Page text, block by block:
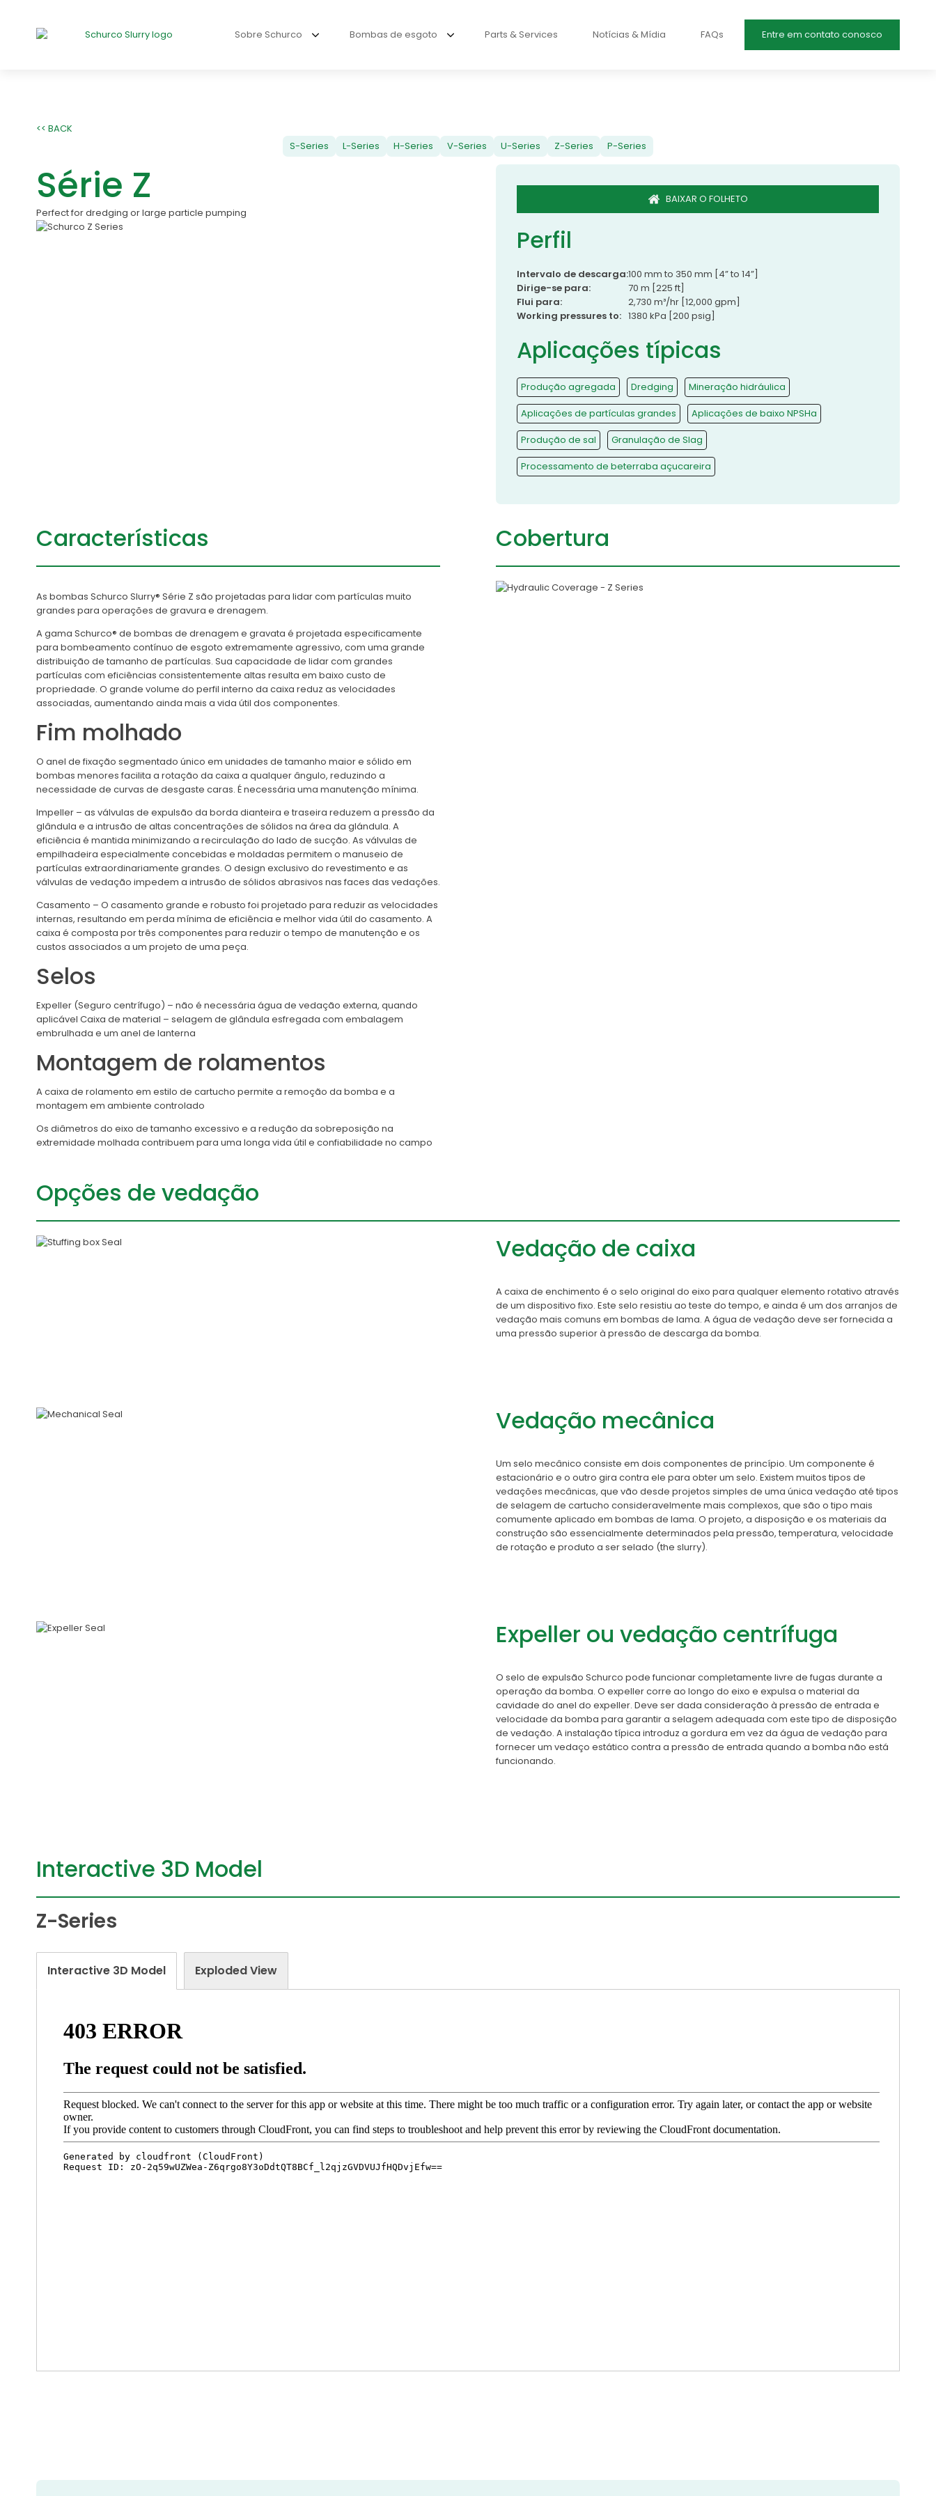
Sobre Schurco Bombas de esgoto Parts & Services Notícias & Mídia FAQs Entre em contato conosco
<< BACK
S-Series
L-Series H-Series V-Series U-Series Z-Series P-Series
Série Z
Perfect for dredging or large particle pumping
BAIXAR O FOLHETO
Perfil
Intervalo de descarga:100 mm to 350 mm [4” to 14”]
Dirige-se para:
70 m [225 ft]
Flui para:
2,730 m³/hr [12,000 gpm]
Working pressures to: 1380 kPa [200 psig]
Aplicações típicas
Produção agregada Dredging
Mineração hidráulica
Aplicações de partículas grandes
Aplicações de baixo NPSHa
Produção de sal
Granulação de Slag
Processamento de beterraba açucareira
Características
As bombas Schurco Slurry® Série Z são projetadas para lidar com partículas muito
grandes para operações de gravura e drenagem.
A gama Schurco® de bombas de drenagem e gravata é projetada especificamente
para bombeamento contínuo de esgoto extremamente agressivo, com uma grande
distribuição de tamanho de partículas. Sua capacidade de lidar com grandes
partículas com eficiências consistentemente altas resulta em baixo custo de
propriedade. O grande volume do perfil interno da caixa reduz as velocidades
associadas, aumentando ainda mais a vida útil dos componentes.
Fim molhado
O anel de fixação segmentado único em unidades de tamanho maior e sólido em
bombas menores facilita a rotação da caixa a qualquer ângulo, reduzindo a
necessidade de curvas de desgaste caras. É necessária uma manutenção mínima.
Impeller – as válvulas de expulsão da borda dianteira e traseira reduzem a pressão da
glândula e a intrusão de altas concentrações de sólidos na área da glándula. A
eficiência é mantida minimizando a recirculação do lado de sucção. As válvulas de
empilhadeira especialmente concebidas e moldadas permitem o manuseio de
partículas extraordinariamente grandes. O design exclusivo do revestimento e as
válvulas de vedação impedem a intrusão de sólidos abrasivos nas faces das vedações.
Casamento – O casamento grande e robusto foi projetado para reduzir as velocidades
internas, resultando em perda mínima de eficiência e melhor vida útil do casamento. A
caixa é composta por três componentes para reduzir o tempo de manutenção e os
custos associados a um projeto de uma peça.
Selos
Expeller (Seguro centrífugo) – não é necessária água de vedação externa, quando
aplicável Caixa de material – selagem de glândula esfregada com embalagem
embrulhada e um anel de lanterna
Montagem de rolamentos
A caixa de rolamento em estilo de cartucho permite a remoção da bomba e a
montagem em ambiente controlado
Os diâmetros do eixo de tamanho excessivo e a redução da sobreposição na
extremidade molhada contribuem para uma longa vida útil e confiabilidade no campo
Cobertura
Opções de vedação
Vedação de caixa
A caixa de enchimento é o selo original do eixo para qualquer elemento rotativo através
de um dispositivo fixo. Este selo resistiu ao teste do tempo, e ainda é um dos arranjos de
vedação mais comuns em bombas de lama. A água de vedação deve ser fornecida a
uma pressão superior à pressão de descarga da bomba.
Vedação mecânica
Um selo mecânico consiste em dois componentes de princípio. Um componente é
estacionário e o outro gira contra ele para obter um selo. Existem muitos tipos de
vedações mecânicas, que vão desde projetos simples de uma única vedação até tipos
de selagem de cartucho consideravelmente mais complexos, que são o tipo mais
comumente aplicado em bombas de lama. O projeto, a disposição e os materiais da
construção são essencialmente determinados pela pressão, temperatura, velocidade
de rotação e produto a ser selado (the slurry).
Expeller ou vedação centrífuga
O selo de expulsão Schurco pode funcionar completamente livre de fugas durante a
operação da bomba. O expeller corre ao longo do eixo e expulsa o material da
cavidade do anel do expeller. Deve ser dada consideração à pressão de entrada e
velocidade da bomba para garantir a selagem adequada com este tipo de disposição
de vedação. A instalação típica introduz a gordura em vez da água de vedação para
fornecer um vedaço estático contra a pressão de entrada quando a bomba não está
funcionando.
Interactive 3D Model
Z-Series
Interactive 3D Model Exploded View